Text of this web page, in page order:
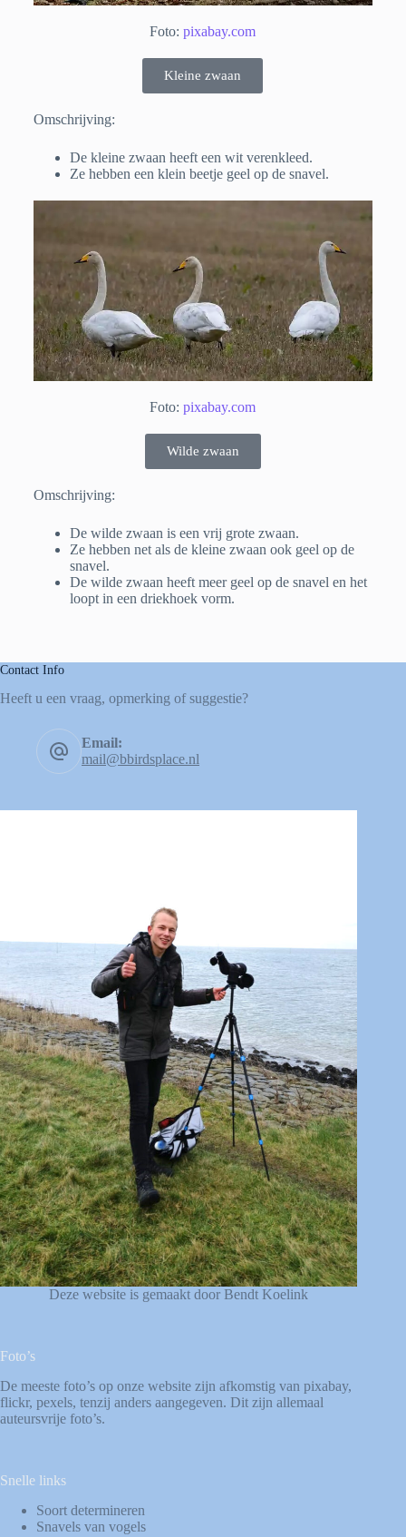
Foto:pixabay.com
Kleine zwaan
Omschrijving:
De kleine zwaan heeft een wit verenkleed.
Ze hebben een klein beetje geel op de snavel.
Foto:pixabay.com
Wilde zwaan
Omschrijving:
De wilde zwaan is een vrij grote zwaan.
Ze hebben net als de kleine zwaan ook geel op de
snavel.
De wilde zwaan heeft meer geel op de snavel en het
loopt in een driekhoek vorm.
Contact Info
Heeft u een vraag, opmerking of suggestie?
Email:
mail@bbirdsplace.nl
Deze website is gemaakt door Bendt Koelink
Foto’s
De meeste foto’s op onze website zijn afkomstig van pixabay,
flickr, pexels, tenzij anders aangegeven. Dit zijn allemaal
auteursvrije foto’s.
Snelle links
Soort determineren
Snavels van vogels